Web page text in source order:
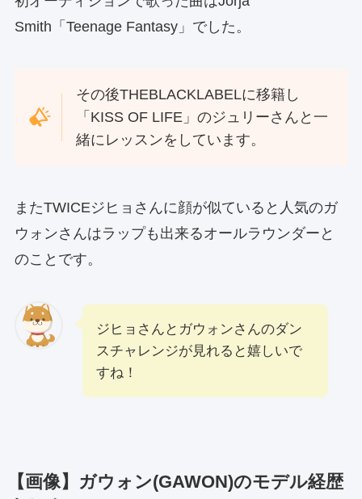
Smith「Teenage Fantasy」でした。
その後THEBLACKLABELに移籍し
「KISS OF LIFE」のジュリーさんと一
緒にレッスンをしています。
またTWICEジヒョさんに顔が似ていると人気のガ
ウォンさんはラップも出来るオールラウンダーと
のことです。
ジヒョさんとガウォンさんのダン
スチャレンジが見れると嬉しいで
すね！
【画像】ガウォン(GAWON)のモデル経歴